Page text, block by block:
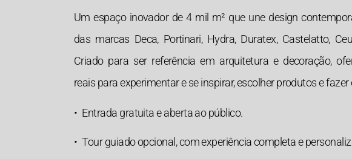
Um espaço inovador de 4 mil m² que une design
das marcas Deca, Portinari, Hydra, Duratex, Castelatto,
Criado para ser referência em arquitetura e decoração,
reais para experimentar e se inspirar, escolher produtos e
• Entrada gratuita e aberta ao público.
• Tour guiado opcional, com experiência completa e